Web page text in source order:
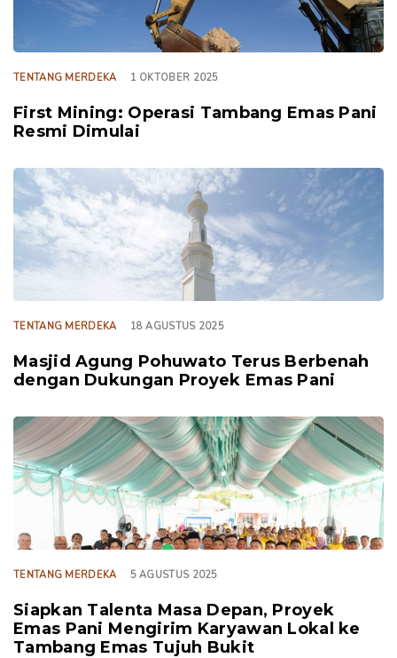
TENTANG MERDEKA 1 OKTOBER 2025
First Mining: Operasi Tambang Emas Pani
Resmi Dimulai
TAGS
TENTANG MERDEKA 18 AGUSTUS 2025
Masjid Agung Pohuwato Terus Berbenah
dengan Dukungan Proyek Emas Pani
TAGS
TENTANG MERDEKA 5 AGUSTUS 2025
Siapkan Talenta Masa Depan, Proyek
Emas Pani Mengirim Karyawan Lokal ke
Tambang Emas Tujuh Bukit